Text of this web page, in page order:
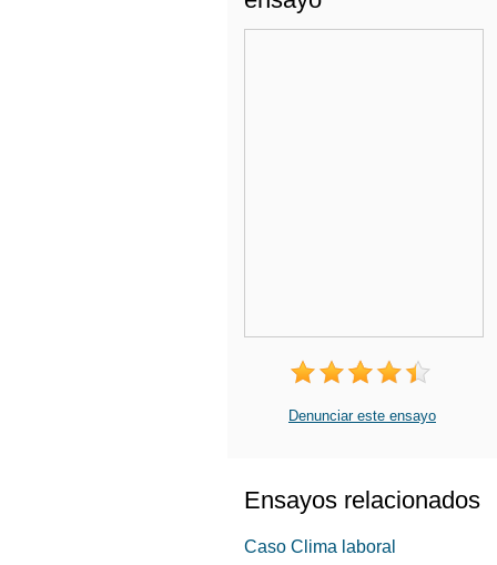
Denunciar este ensayo
Ensayos relacionados
Caso Clima laboral